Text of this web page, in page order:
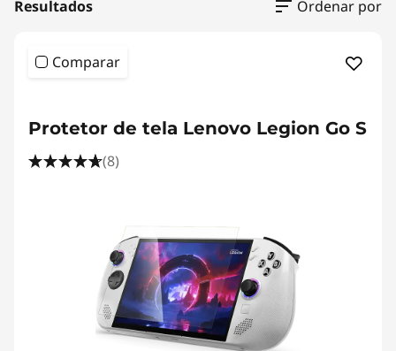
Resultados Ordenar por
Comparar
Protetor de tela Lenovo Legion Go S
(8)